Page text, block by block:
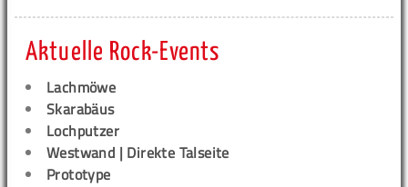
Aktuelle Rock-Events
Lachmöwe
Skarabäus
Lochputzer
Westwand | Direkte Talseite
Prototype